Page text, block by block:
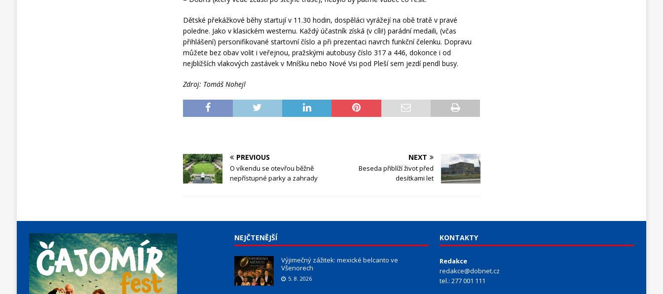
Dětské překážkové běhy startují v 11.30 hodin, dospěláci vyrážejí na obě tratě v pravé
poledne. Jako v klasickém westernu. Každý účastník získá (v cíli!) parádní medaili, (včas
přihlášení) personifikované startovní číslo a při prezentaci navrch funkční čelenku. Dopravu
můžete bez obav volit i veřejnou, pražskými autobusy číslo 317 a 446, dokonce i od
nejbližších vlakových zastávek v Mníšku nebo Nové Vsi pod Pleší sem jezdí pendl busy.
Zdroj: Tomáš Nohejl
PREVIOUS
O víkendu se otevřou běžně
nepřístupné parky a zahrady
NEXT
Beseda přiblíží život před
desítkami let
NEJČTENĚJŠÍ
Výjimečný zážitek: mexické belcanto ve
Všenorech
5. 8. 2026
KONTAKTY
Redakce
redakce@dobnet.cz
tel.: 277 001 111